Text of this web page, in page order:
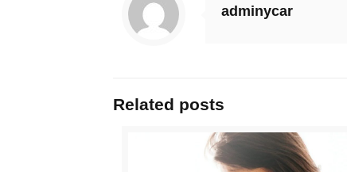
adminycar
Related posts